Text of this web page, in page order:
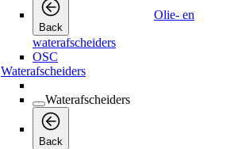
Back
Olie- en
waterafscheiders
OSC
Waterafscheiders
Waterafscheiders
Back